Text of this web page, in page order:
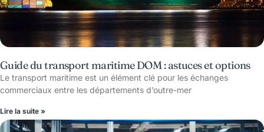
Guide du transport maritime DOM : astuces et options
Le transport maritime est un élément clé pour les échanges
commerciaux entre les départements d’outre-mer
Lire la suite »